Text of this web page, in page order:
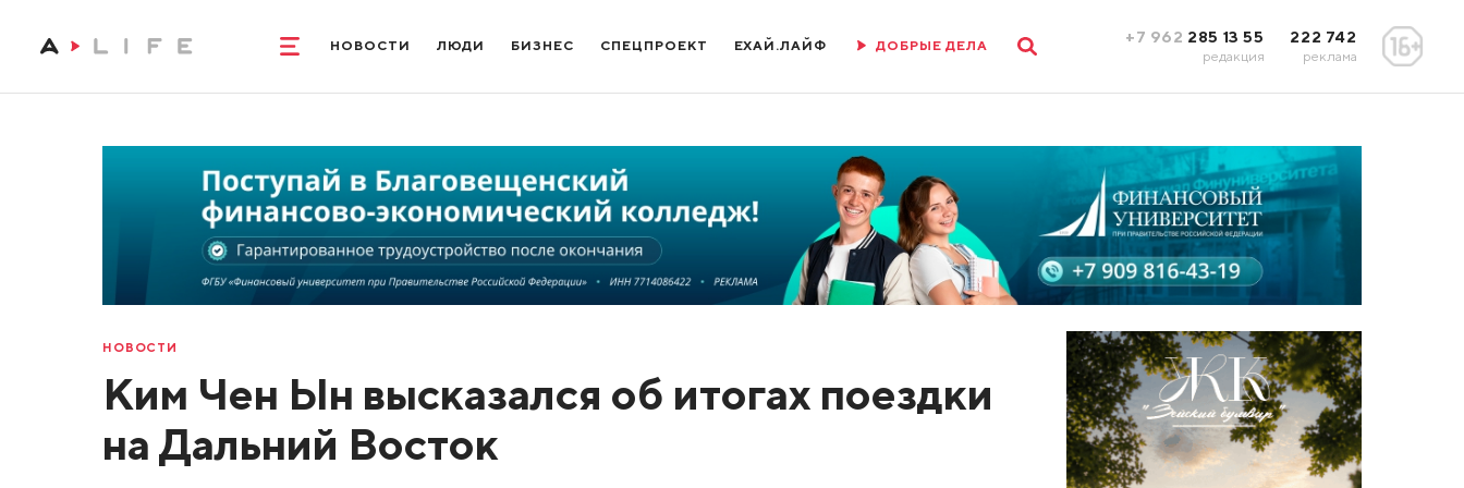
НОВОСТИ ЛЮДИ БИЗНЕС СПЕЦПРОЕКТ ЕХАЙ.ЛАЙФ ДОБРЫЕ ДЕЛА +7 962 285 13 55
редакция
222 742
реклама
НОВОСТИ
Ким Чен Ын высказался об итогах поездки
на Дальний Восток